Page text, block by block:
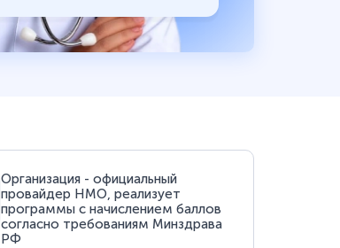
Организация - официальный
провайдер НМО, реализует
программы с начислением баллов
согласно требованиям Минздрава
РФ